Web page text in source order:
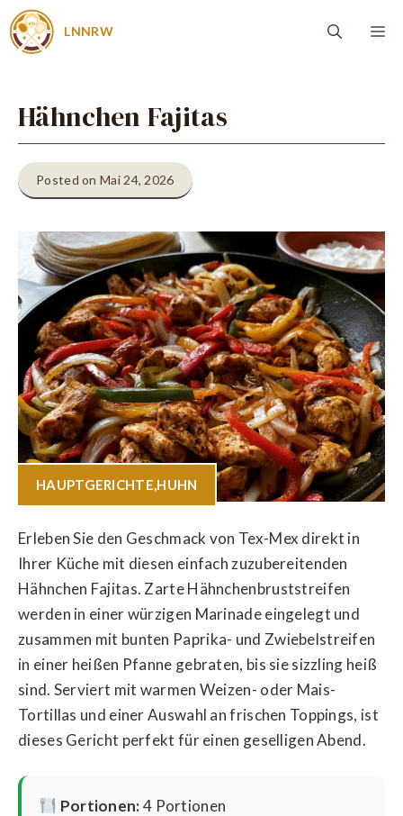
Zum
Inhalt
LNNRW
Hähnchen Fajitas
Posted on Mai 24, 2026
HAUPTGERICHTE,HUHN
Erleben Sie den Geschmack von Tex-Mex direkt in
Ihrer Küche mit diesen einfach zuzubereitenden
Hähnchen Fajitas. Zarte Hähnchenbruststreifen
werden in einer würzigen Marinade eingelegt und
zusammen mit bunten Paprika- und Zwiebelstreifen
in einer heißen Pfanne gebraten, bis sie sizzling heiß
sind. Serviert mit warmen Weizen- oder Mais-
Tortillas und einer Auswahl an frischen Toppings, ist
dieses Gericht perfekt für einen geselligen Abend.
Portionen:4 Portionen